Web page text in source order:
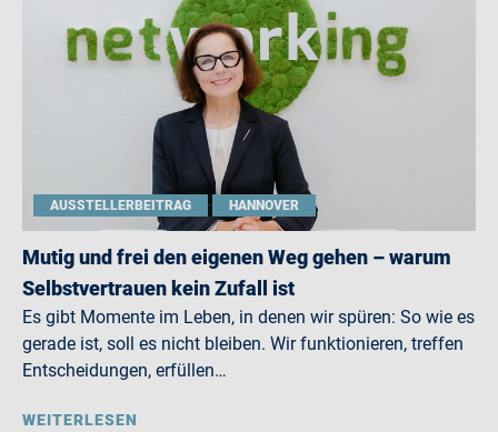
AUSSTELLERBEITRAG HANNOVER
Mutig und frei den eigenen Weg gehen – warum
Selbstvertrauen kein Zufall ist
Es gibt Momente im Leben, in denen wir spüren: So wie es
gerade ist, soll es nicht bleiben. Wir funktionieren, treffen
Entscheidungen, erfüllen…
WEITERLESEN